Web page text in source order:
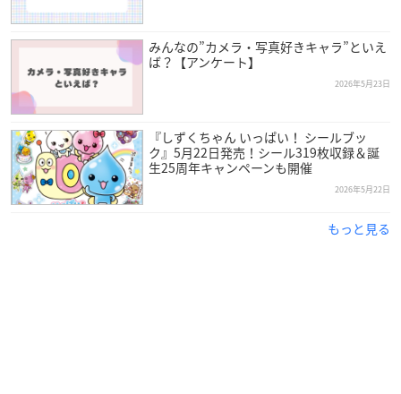
みんなの”カメラ・写真好きキャラ”といえ
ば？【アンケート】
2026年5月23日
『しずくちゃん いっぱい！ シールブッ
ク』5月22日発売！シール319枚収録＆誕
生25周年キャンペーンも開催
2026年5月22日
もっと見る